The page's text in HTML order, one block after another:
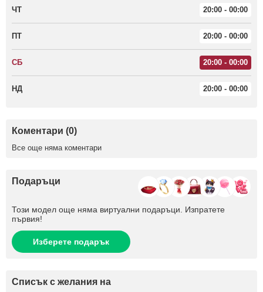
ЧТ 20:00 - 00:00
ПТ 20:00 - 00:00
СБ 20:00 - 00:00
НД 20:00 - 00:00
Коментари (0)
Все още няма коментари
Подаръци
Този модел още няма виртуални подаръци. Изпратете
първия!
Изберете подарък
Списък с желания на